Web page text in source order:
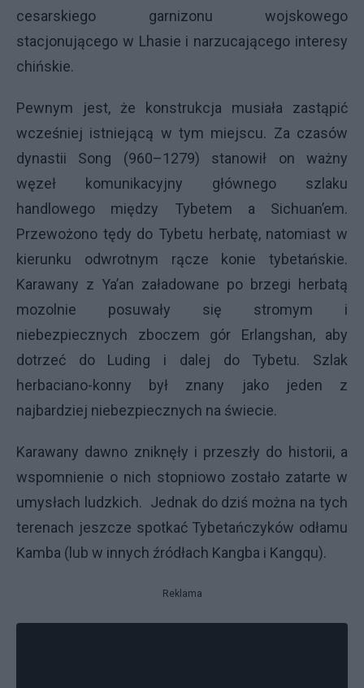
cesarskiego garnizonu wojskowego
stacjonującego w Lhasie i narzucającego interesy
chińskie.
Pewnym jest, że konstrukcja musiała zastąpić
wcześniej istniejącą w tym miejscu. Za czasów
dynastii Song (960–1279) stanowił on ważny
węzeł komunikacyjny głównego szlaku
handlowego między Tybetem a Sichuan’em.
Przewożono tędy do Tybetu herbatę, natomiast w
kierunku odwrotnym rącze konie tybetańskie.
Karawany z Ya’an załadowane po brzegi herbatą
mozolnie posuwały się stromym i
niebezpiecznych zboczem gór Erlangshan, aby
dotrzeć do Luding i dalej do Tybetu. Szlak
herbaciano-konny był znany jako jeden z
najbardziej niebezpiecznych na świecie.
Karawany dawno zniknęły i przeszły do historii, a
wspomnienie o nich stopniowo zostało zatarte w
umysłach ludzkich. Jednak do dziś można na tych
terenach jeszcze spotkać Tybetańczyków odłamu
Kamba (lub w innych źródłach Kangba i Kangqu).
Reklama